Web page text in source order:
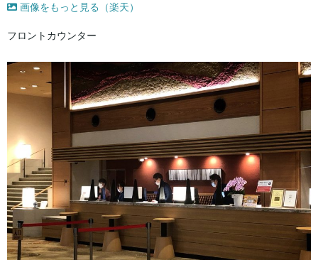
画像をもっと見る（楽天）
フロントカウンター